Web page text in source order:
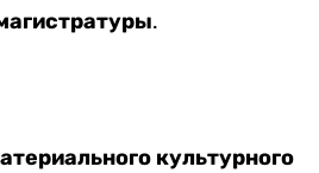
.
культурного